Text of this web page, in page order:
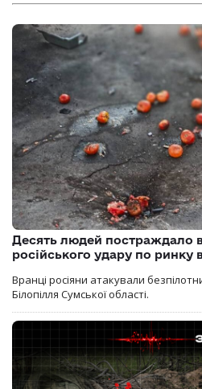
Десять людей постраждало
російського удару по ринку
Вранці росіяни атакували
Білопілля Сумської області.